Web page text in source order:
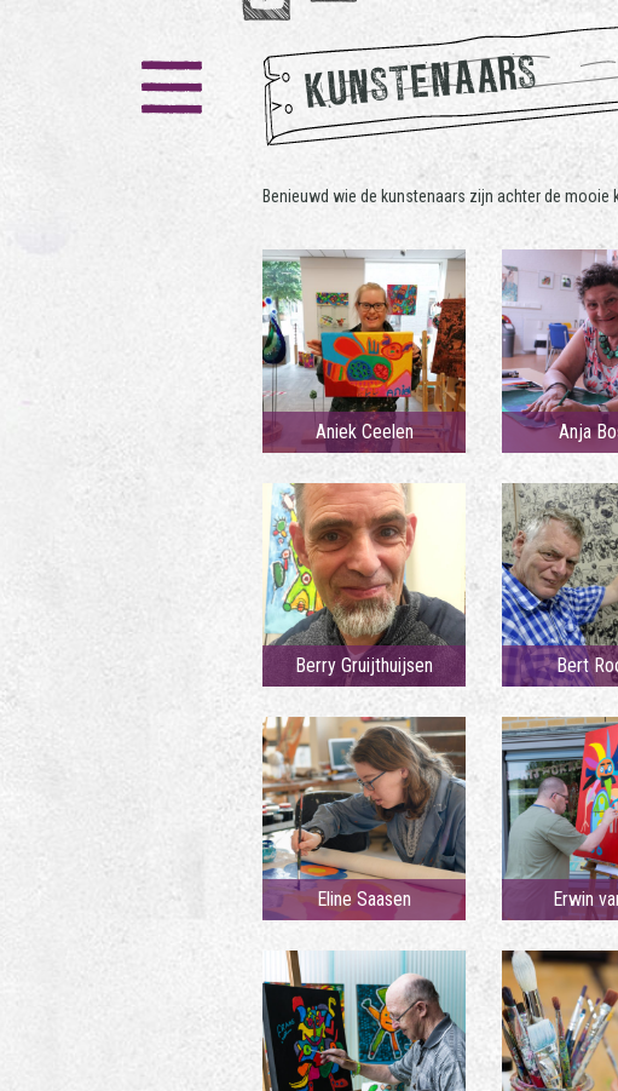
KUNSTENAARS
Benieuwd wie de kunstenaars zijn achter de mooie
Aniek Ceelen Anja
Berry Gruijthuijsen Bert
Eline Saasen Erwin